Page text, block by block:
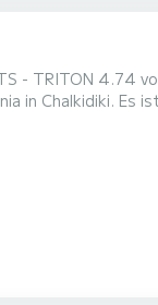
- TRITON 4.74
bis ca. 17:00 Uhr
sich keine